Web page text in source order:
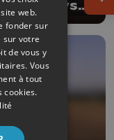
(Le Lys
web.
fonder sur
sur votre
de vous y
. Vous
à tout
cookies.